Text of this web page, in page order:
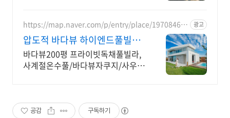
https://map.naver.com/p/entry/place/19708468
86
광고
압도적 바다뷰 하이엔드풀빌라
7-8월 한정 수영장 포함
바다뷰200평 프라이빗독채풀빌라,
사계절온수풀/바다뷰자쿠지/사우
공감 구독하기